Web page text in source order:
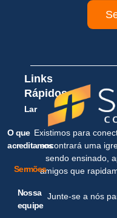
Links
Rápidos
Lar
O que
acreditamos
Sermões
Nossa
equipe
Existimos para
encontrará uma
sendo ensinado,
amigos que
Junte-se a nós